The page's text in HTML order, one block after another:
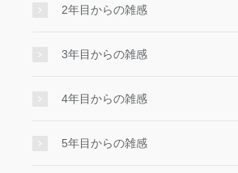
2年目からの雑感
3年目からの雑感
4年目からの雑感
5年目からの雑感